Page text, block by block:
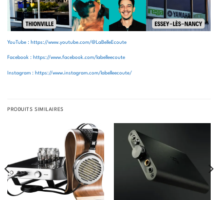
YouTube : https://www.youtube.com/@LaBelleEcoute
Facebook : https://www.facebook.com/labelleecoute
Instagram : https://www.instagram.com/labelleecoute/
PRODUITS SIMILAIRES